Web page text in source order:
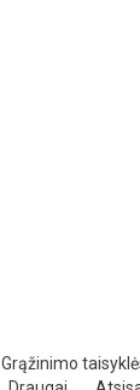
Grąžinimo